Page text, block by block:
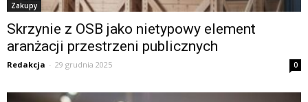
Zakupy
Skrzynie z OSB jako nietypowy element
aranżacji przestrzeni publicznych
Redakcja - 29 grudnia 2025 0